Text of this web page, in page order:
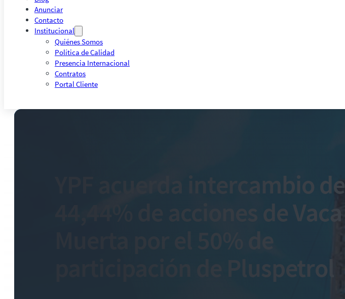
Anunciar
Contacto
Institucional
Quiénes Somos
Política de Calidad
Presencia Internacional
Contratos
Portal Cliente
YPF acuerda intercambio de
44,44% de acciones de Vaca
Muerta por el 50% de
participación de Pluspetrol